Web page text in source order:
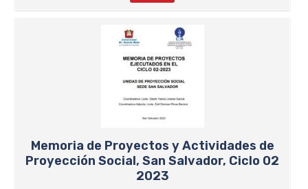
Memoria de Proyectos y Actividades de
Proyección Social, San Salvador, Ciclo 02
2023